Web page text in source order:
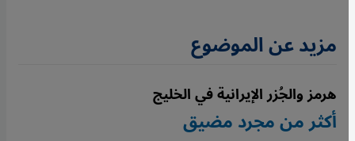
مزيد عن الموضوع
هرمز والجُزر الإيرانية في الخليج
أكثر من مجرد مضيق